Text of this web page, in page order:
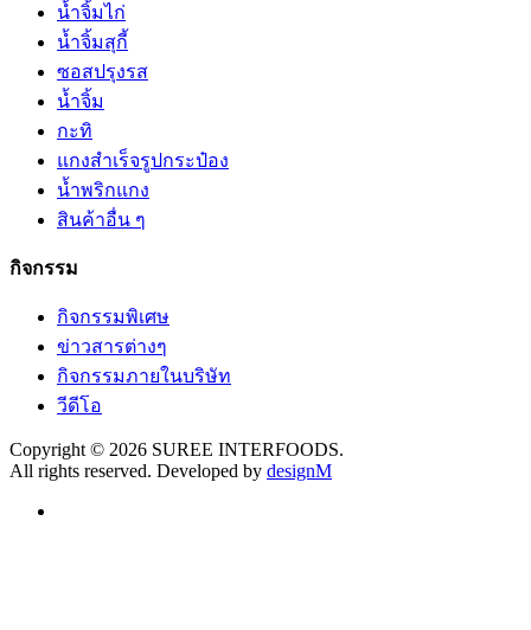
น้ำจิ้มไก่
น้ำจิ้มสุกี้
ซอสปรุงรส
น้ำจิ้ม
กะทิ
แกงสำเร็จรูปกระป๋อง
น้ำพริกแกง
สินค้าอื่น ๆ
กิจกรรม
กิจกรรมพิเศษ
ข่าวสารต่างๆ
กิจกรรมภายในบริษัท
วีดีโอ
Copyright © 2026 SUREE INTERFOODS.
All rights reserved. Developed by designM